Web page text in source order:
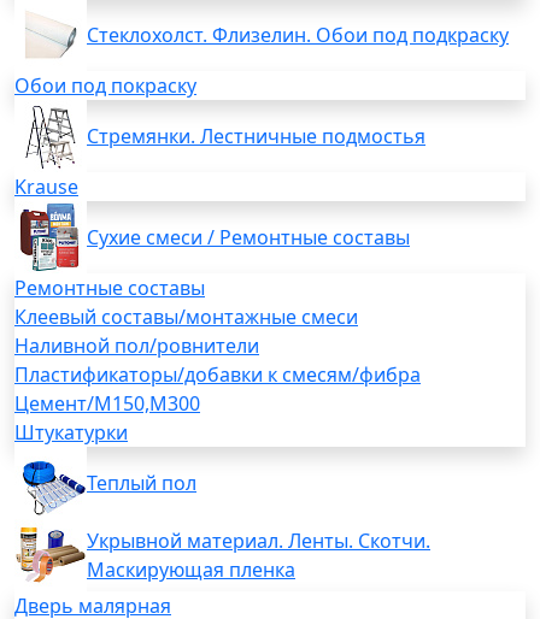
Стеклохолст. Флизелин. Обои под подкраску
Обои под покраску
Стремянки. Лестничные подмостья
Krause
Сухие смеси / Ремонтные составы
Ремонтные составы
Клеевый составы/монтажные смеси
Наливной пол/ровнители
Пластификаторы/добавки к смесям/фибра
Цемент/М150,М300
Штукатурки
Теплый пол
Укрывной материал. Ленты. Скотчи.
Маскирующая пленка
Дверь малярная